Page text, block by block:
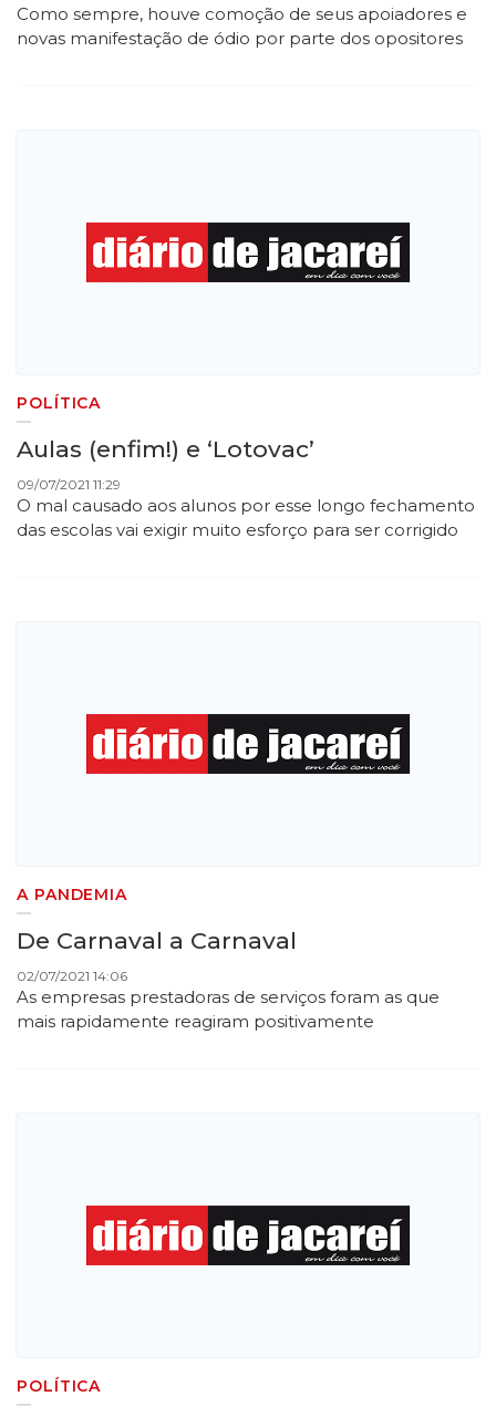
Como sempre, houve comoção de seus apoiadores e
novas manifestação de ódio por parte dos opositores
POLÍTICA
Aulas (enfim!) e ‘Lotovac’
09/07/2021 11:29
O mal causado aos alunos por esse longo fechamento
das escolas vai exigir muito esforço para ser corrigido
A PANDEMIA
De Carnaval a Carnaval
02/07/2021 14:06
As empresas prestadoras de serviços foram as que
mais rapidamente reagiram positivamente
POLÍTICA